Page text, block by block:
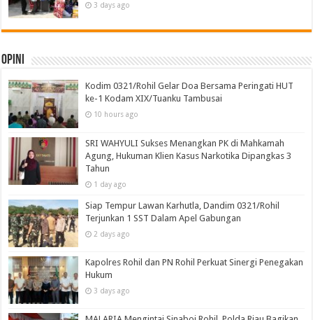
3 days ago
Opini
Kodim 0321/Rohil Gelar Doa Bersama Peringati HUT
ke-1 Kodam XIX/Tuanku Tambusai
10 hours ago
SRI WAHYULI Sukses Menangkan PK di Mahkamah
Agung, Hukuman Klien Kasus Narkotika Dipangkas 3
Tahun
1 day ago
Siap Tempur Lawan Karhutla, Dandim 0321/Rohil
Terjunkan 1 SST Dalam Apel Gabungan
2 days ago
Kapolres Rohil dan PN Rohil Perkuat Sinergi Penegakan
Hukum
3 days ago